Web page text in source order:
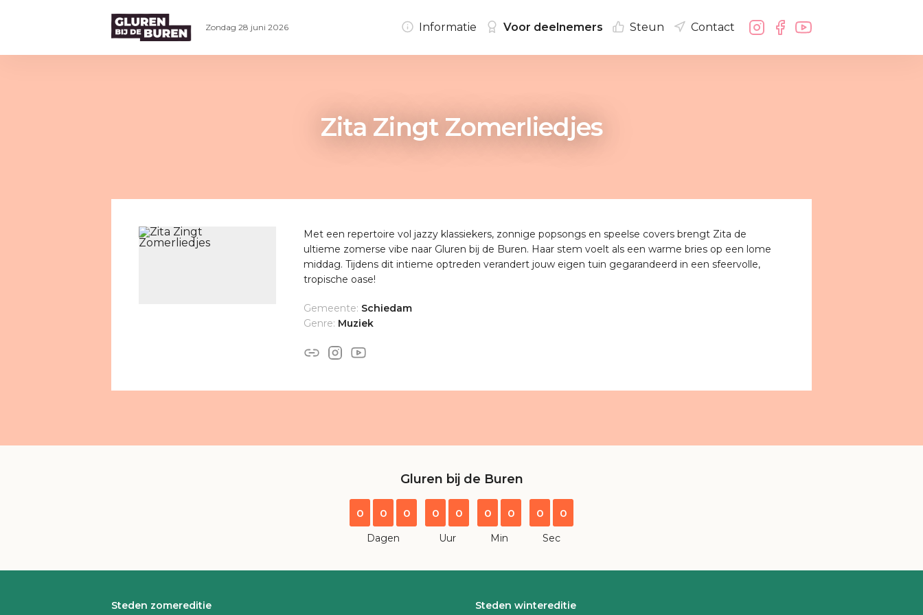
Zita Zingt Zomerliedjes
Met een repertoire vol jazzy klassiekers, zonnige popsongs en speelse covers brengt Zita de
ultieme zomerse vibe naar Gluren bij de Buren. Haar stem voelt als een warme bries op een lome
middag. Tijdens dit intieme optreden verandert jouw eigen tuin gegarandeerd in een sfeervolle,
tropische oase!
Gemeente: Schiedam
Genre: Muziek
Gluren bij de Buren
0 0 0
Dagen
0 0
Uur
0 0
Min
0 0
Sec
Steden zomereditie Steden wintereditie
Zondag 28 juni 2026 Informatie Voor deelnemers Steun Contact